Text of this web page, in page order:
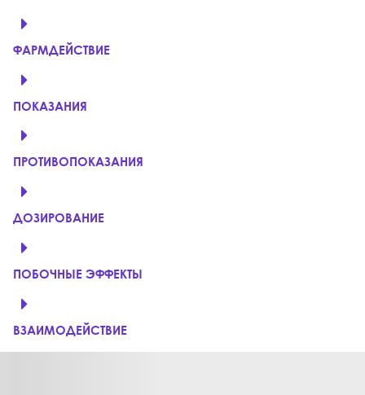
ФАРМДЕЙСТВИЕ
ПОКАЗАНИЯ
ПРОТИВОПОКАЗАНИЯ
ДОЗИРОВАНИЕ
ПОБОЧНЫЕ ЭФФЕКТЫ
ВЗАИМОДЕЙСТВИЕ